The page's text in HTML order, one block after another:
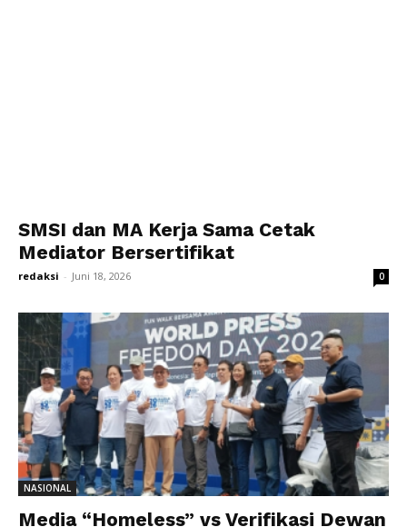
SMSI dan MA Kerja Sama Cetak
Mediator Bersertifikat
redaksi - Juni 18, 2026 0
NASIONAL
Media “Homeless” vs Verifikasi Dewan